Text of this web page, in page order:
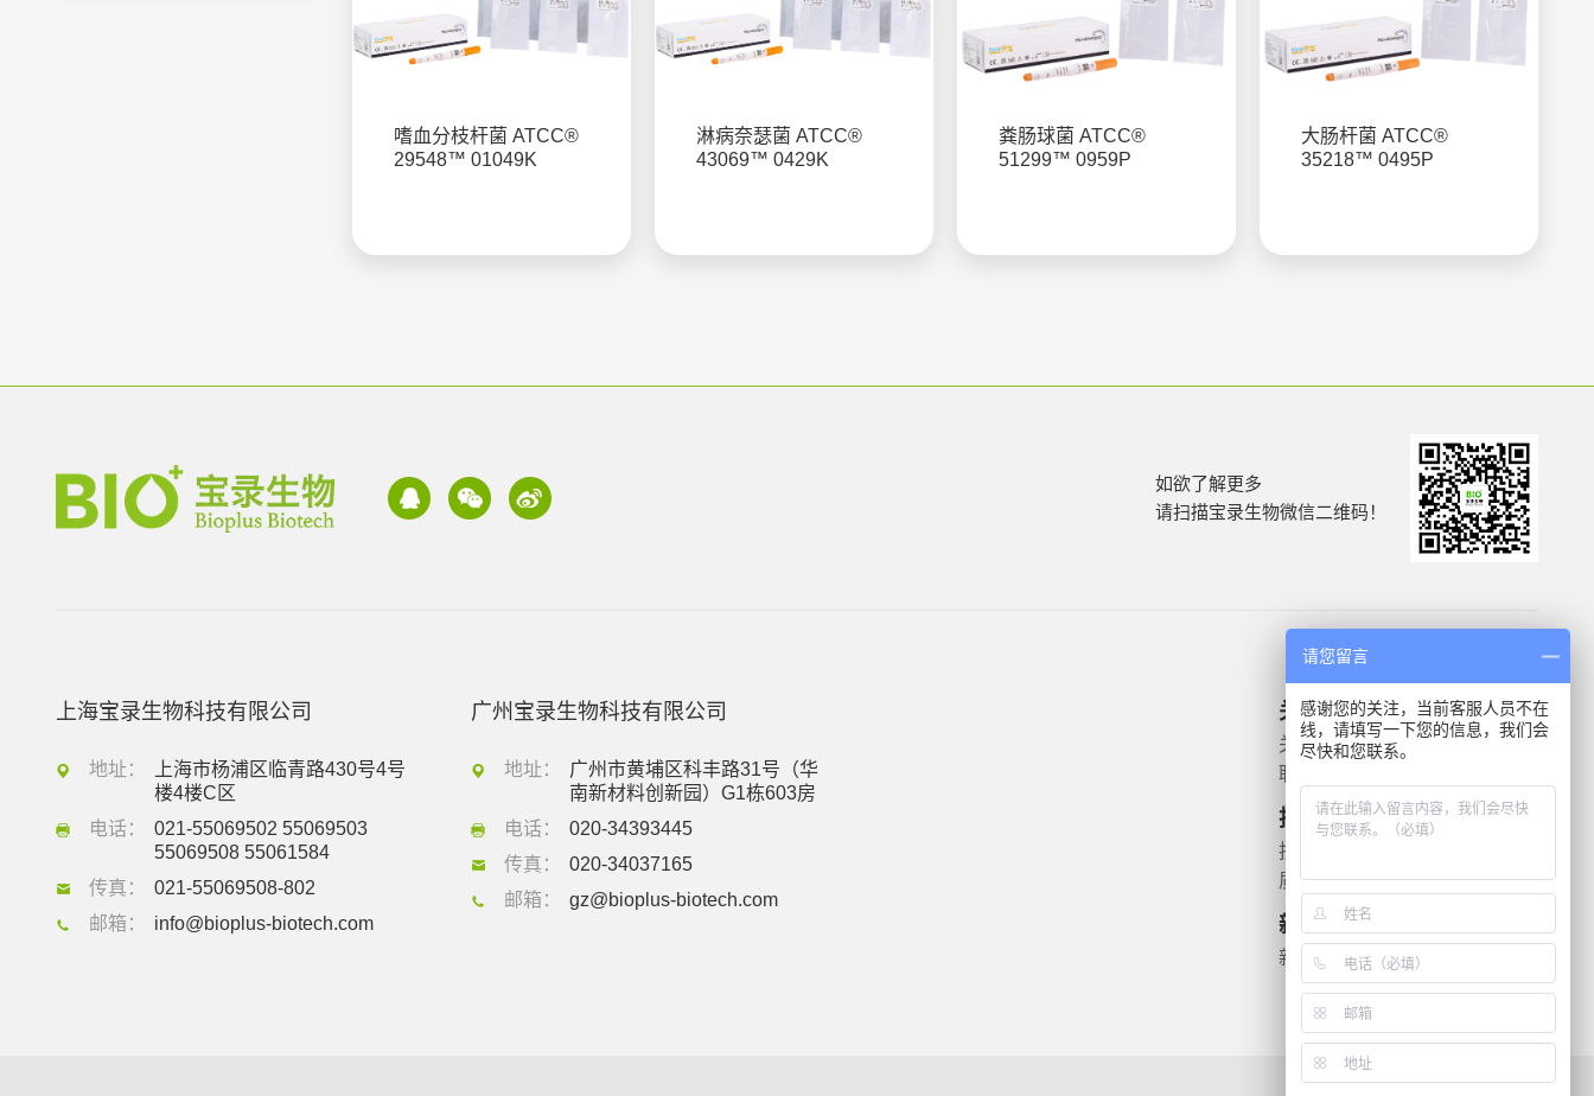
嗜血分枝杆菌 ATCC®
29548™ 01049K
淋病奈瑟菌 ATCC®
43069™ 0429K
粪肠球菌 ATCC®
51299™ 0959P
大肠杆菌 ATCC®
35218™ 0495P
如欲了解更多
请扫描宝录生物微信二维码！
上海宝录生物科技有限公司
地址：
上海市杨浦区临青路430号4号
楼4楼C区
电话：
021-55069502 55069503
55069508 55061584
传真：
021-55069508-802
邮箱：
info@bioplus-biotech.com
广州宝录生物科技有限公司
地址：
广州市黄埔区科丰路31号（华
南新材料创新园）G1栋603房
电话：
020-34393445
传真：
020-34037165
邮箱：
gz@bioplus-biotech.com
关于我们
关于我们
联系我们
技术支持
技术文档
质检报告
新闻资讯
新闻动态
产品信息
微生物质控菌株
遗传毒理
药敏检测
请您留言
感谢您的关注，当前客服人员不在
线，请填写一下您的信息，我们会
尽快和您联系。